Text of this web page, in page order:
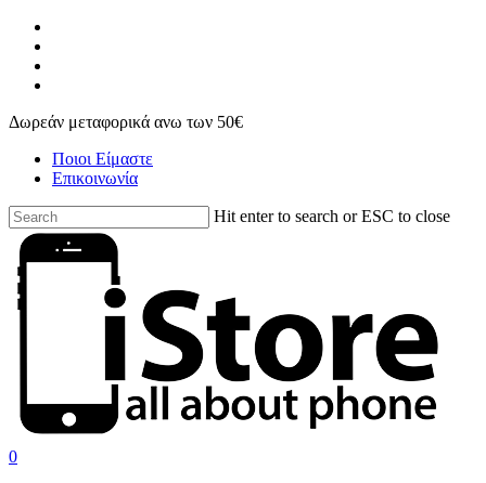
Skip
main
content
Δωρεάν μεταφορικά ανω των 50€
Ποιοι Είμαστε
Επικοινωνία
Hit enter to search or ESC to close
Close
Search
search
account
0